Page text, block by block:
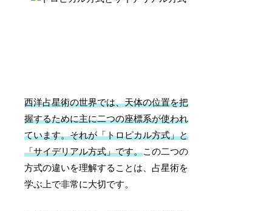
西洋占星術の世界では、天体の位置を把
握するために主に二つの座標系が使われ
ています。それが「トロピカル方式」と
「サイデリアル方式」です。この二つの
方式の違いを理解することは、占星術を
学ぶ上で非常に大切です。